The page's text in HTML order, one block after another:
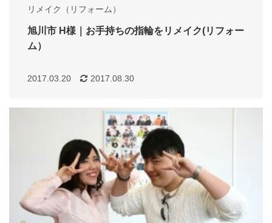
リメイク（リフォーム）
旭川市 H様｜お手持ちの指輪をリメイク(リフォー
ム）
2017.03.20 2017.08.30